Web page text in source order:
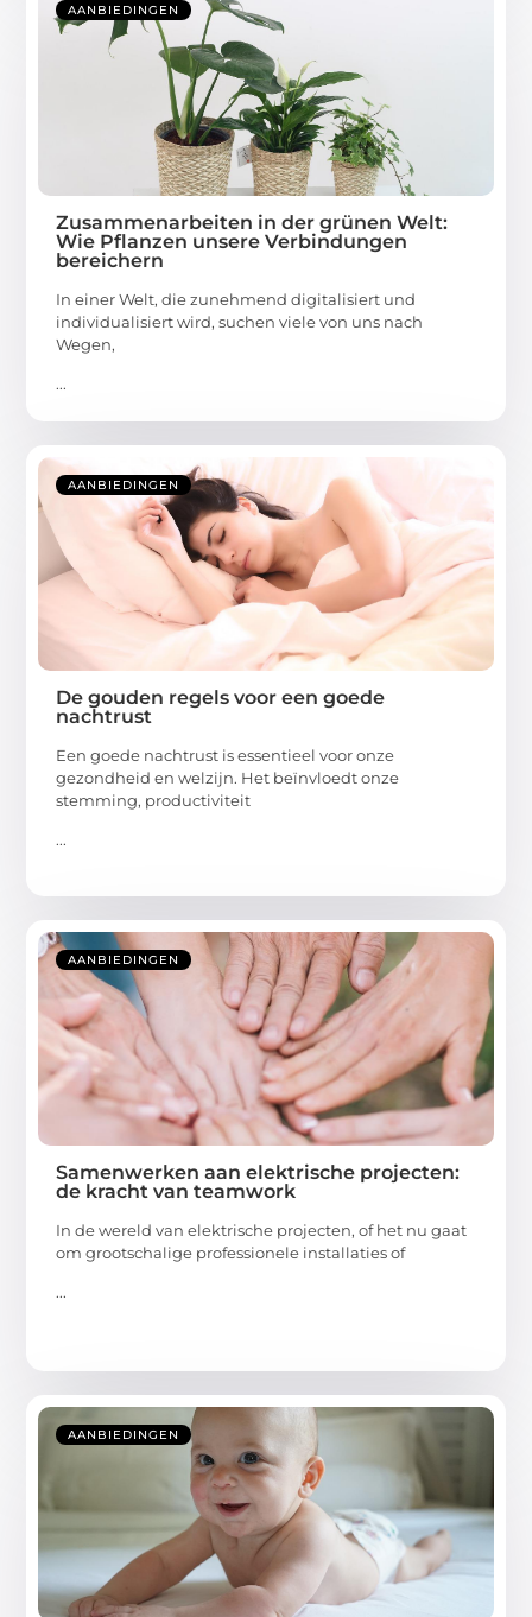
AANBIEDINGEN
Zusammenarbeiten in der grünen Welt:
Wie Pflanzen unsere Verbindungen
bereichern
In einer Welt, die zunehmend digitalisiert und
individualisiert wird, suchen viele von uns nach
Wegen,
...
AANBIEDINGEN
De gouden regels voor een goede
nachtrust
Een goede nachtrust is essentieel voor onze
gezondheid en welzijn. Het beïnvloedt onze
stemming, productiviteit
...
AANBIEDINGEN
Samenwerken aan elektrische projecten:
de kracht van teamwork
In de wereld van elektrische projecten, of het nu gaat
om grootschalige professionele installaties of
...
AANBIEDINGEN